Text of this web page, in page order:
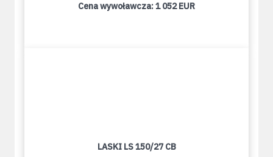
Cena wywoławcza:1 052 EUR
LASKI LS 150/27 CB